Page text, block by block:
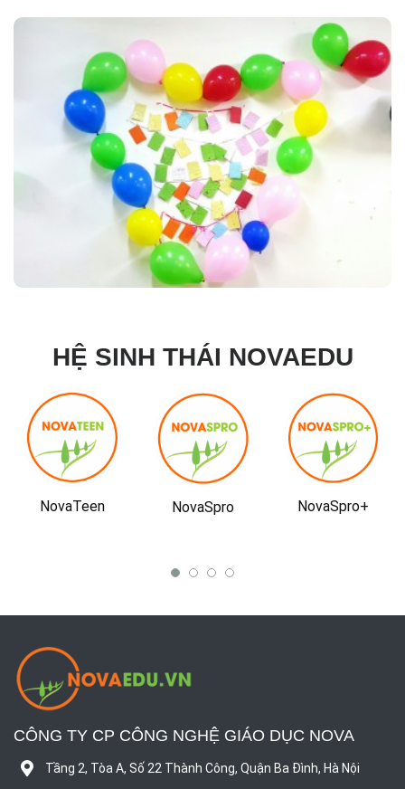
HỆ SINH THÁI NOVAEDU
NovaTeen NovaSpro NovaSpro+
CÔNG TY CP CÔNG NGHỆ GIÁO DỤC NOVA
Tầng 2, Tòa A, Số 22 Thành Công, Quận Ba Đình, Hà Nội